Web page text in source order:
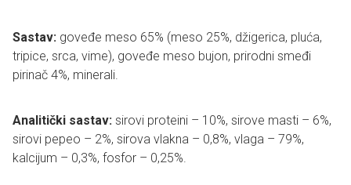
Sastav: goveđe meso 65% (meso 25%, džigerica, pluća,
tripice, srca, vime), goveđe meso bujon, prirodni smeđi
pirinač 4%, minerali.
Analitički sastav: sirovi proteini – 10%, sirove masti – 6%,
sirovi pepeo – 2%, sirova vlakna – 0,8%, vlaga – 79%,
kalcijum – 0,3%, fosfor – 0,25%.